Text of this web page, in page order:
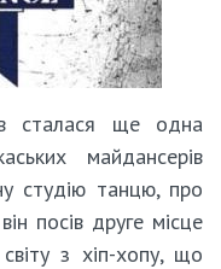
сталася ще одна
майдансерів
студію танцю, про
посів друге місце
з хіп-хопу, що